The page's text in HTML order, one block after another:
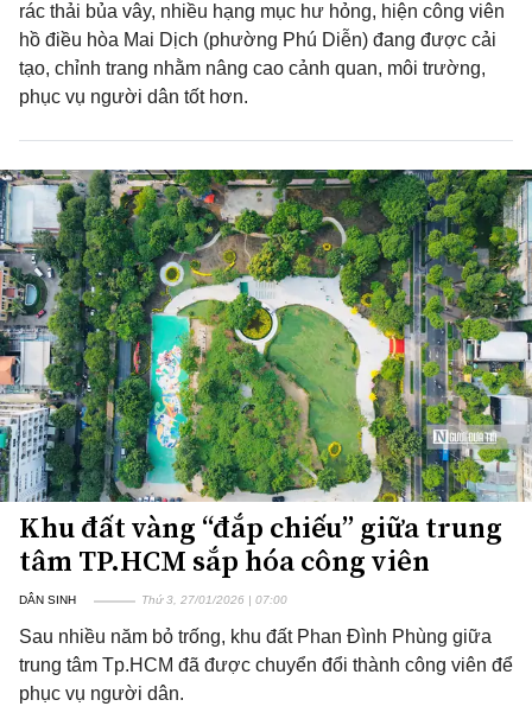
rác thải bủa vây, nhiều hạng mục hư hỏng, hiện công viên
hồ điều hòa Mai Dịch (phường Phú Diễn) đang được cải
tạo, chỉnh trang nhằm nâng cao cảnh quan, môi trường,
phục vụ người dân tốt hơn.
Khu đất vàng “đắp chiếu” giữa trung
tâm TP.HCM sắp hóa công viên
DÂN SINH Thứ 3, 27/01/2026 | 07:00
Sau nhiều năm bỏ trống, khu đất Phan Đình Phùng giữa
trung tâm Tp.HCM đã được chuyển đổi thành công viên để
phục vụ người dân.